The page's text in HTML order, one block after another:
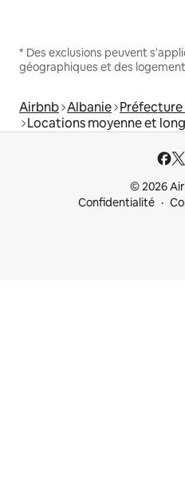
* Des exclusions peuvent
géographiques et des
Airbnb Albanie
Locations moyenne et
© 2026
Confidentialité